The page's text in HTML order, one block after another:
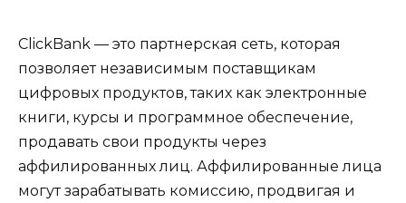
ClickBank — это партнерская сеть, которая
позволяет независимым поставщикам
цифровых продуктов, таких как электронные
книги, курсы и программное обеспечение,
продавать свои продукты через
аффилированных лиц. Аффилированные лица
могут зарабатывать комиссию, продвигая и